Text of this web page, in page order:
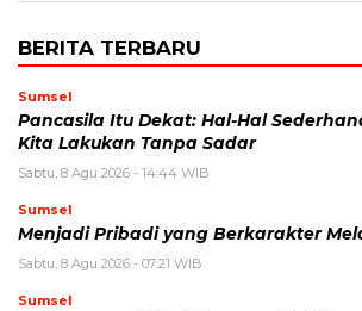
BERITA TERBARU
Sumsel
Pancasila Itu Dekat: Hal-Hal
Kita Lakukan Tanpa Sadar
Sabtu, 8 Agu 2026 - 14:44 WIB
Sumsel
Menjadi Pribadi yang Berkarakter
Sabtu, 8 Agu 2026 - 07:21 WIB
Sumsel